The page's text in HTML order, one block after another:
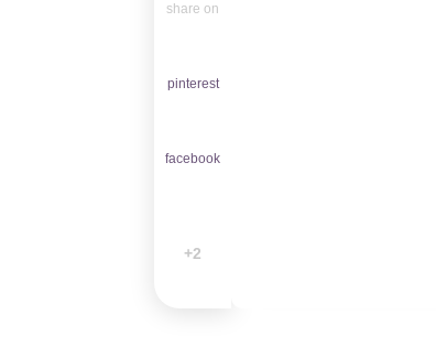
share on
pinterest
facebook
2+